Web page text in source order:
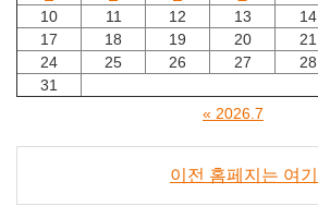
10
11 12 13 14
17
18 19 20 21
24
25 26 27 28
31
« 2026.7
이전 홈페지는 여기